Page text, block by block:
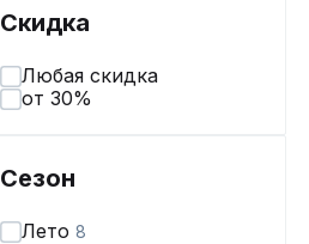
Скидка
Любая скидка
от 30%
Сезон
Лето 8